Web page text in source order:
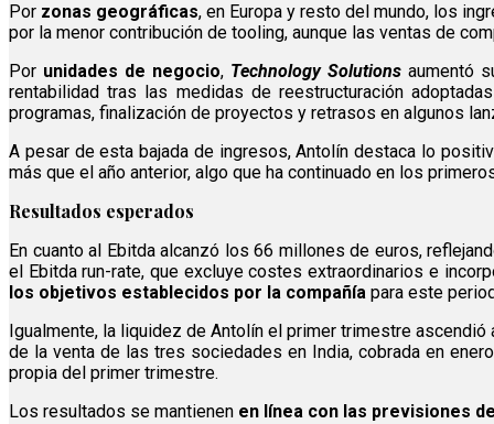
Por zonas geográficas, en Europa y resto del mundo, los
por la menor contribución de tooling, aunque las ventas de
Por unidades de negocio, Technology Solutions aumentó
rentabilidad tras las medidas de reestructuración
programas, finalización de proyectos y retrasos en algunos
A pesar de esta bajada de ingresos, Antolín destaca lo
más que el año anterior, algo que ha continuado en los
Resultados esperados
En cuanto al Ebitda alcanzó los 66 millones de euros,
el Ebitda run-rate, que excluye costes extraordinarios e
los objetivos establecidos por la compañía para este
Igualmente, la liquidez de Antolín el primer trimestre
de la venta de las tres sociedades en India, cobrada en
propia del primer trimestre.
Los resultados se mantienen en línea con las previsiones